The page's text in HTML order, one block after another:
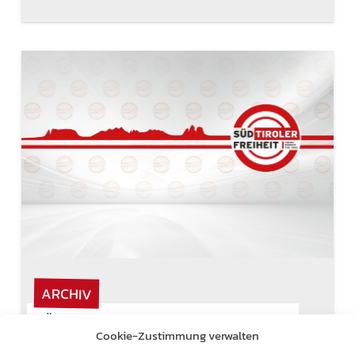
Cookie-Zustimmung verwalten
ARCHIV
SÜD-TIROLER FREIHEIT STELLT WEITERE
KANDIDATEN VOR JOURNALIST HARTMUTH